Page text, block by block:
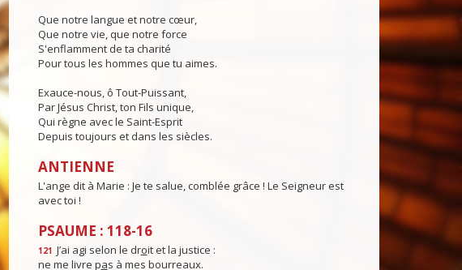
Que notre langue et notre cœur,
Que notre vie, que notre force
S'enflamment de ta charité
Pour tous les hommes que tu aimes.
Exauce-nous, ô Tout-Puissant,
Par Jésus Christ, ton Fils unique,
Qui règne avec le Saint-Esprit
Depuis toujours et dans les siècles.
ANTIENNE
L'ange dit à Marie : Je te salue, comblée grâce ! Le Seigneur est
avec toi !
PSAUME : 118-16
121 J’ai agi selon le droit et la justice :
ne me livre pas à mes bourreaux.